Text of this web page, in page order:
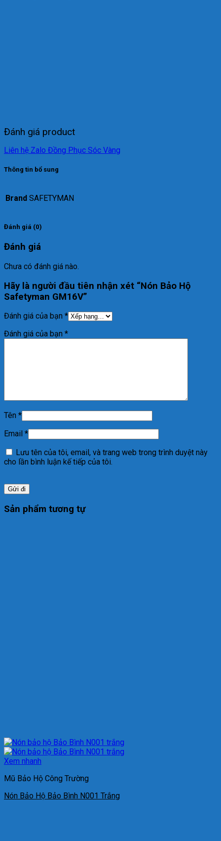
Đánh giá product
Liên hệ Zalo Đồng Phục Sóc Vàng
Thông tin bổ sung
Brand SAFETYMAN
Đánh giá (0)
Đánh giá
Chưa có đánh giá nào.
Hãy là người đầu tiên nhận xét “Nón Bảo Hộ
Safetyman GM16V”
Đánh giá của bạn *
Đánh giá của bạn *
Tên *
Email *
Lưu tên của tôi, email, và trang web trong trình duyệt này
cho lần bình luận kế tiếp của tôi.
Sản phẩm tương tự
Xem nhanh
Mũ Bảo Hộ Công Trường
Nón Bảo Hộ Bảo Bình N001 Trắng